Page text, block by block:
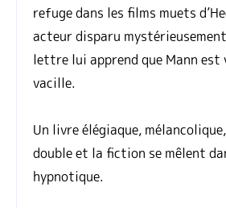
refuge dans les films muets
acteur disparu
lettre lui apprend que Mann
vacille.
Un livre élégiaque,
double et la fiction se mêlent
hypnotique.